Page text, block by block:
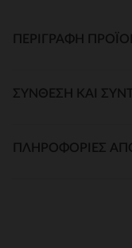
ΠΕΡΙΓΡΑΦΉ
ΣΎΝΘΕΣΗ ΚΑΙ
ΠΛΗΡΟΦΟΡΊΕΣ